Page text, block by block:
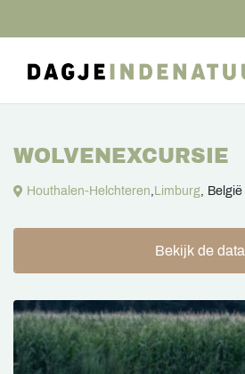
WOLVENEXCURSIE
Houthalen-Helchteren, Limburg, België
Bekijk de data